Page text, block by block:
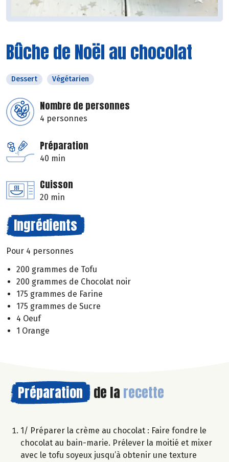
Bûche de Noël au chocolat
Dessert Végétarien
Nombre de personnes
4 personnes
Préparation
40 min
Cuisson
20 min
Ingrédients
Pour 4 personnes
200 grammes de Tofu
200 grammes de Chocolat noir
175 grammes de Farine
175 grammes de Sucre
4 Oeuf
1 Orange
Préparation de la recette
1/ Préparer la crème au chocolat : Faire fondre le
chocolat au bain-marie. Prélever la moitié et mixer
avec le tofu soyeux jusqu’à obtenir une texture